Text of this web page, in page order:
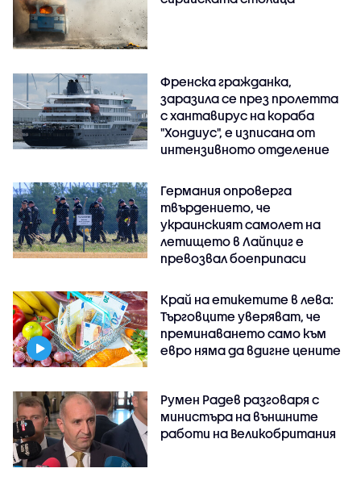
Френска гражданка,
заразила се през пролетта
с хантавирус на кораба
"Хондиус", е изписана от
интензивното отделение
Германия опроверга
твърдението, че
украинският самолет на
летището в Лайпциг е
превозвал боеприпаси
Край на етикетите в лева:
Търговците уверяват, че
преминаването само към
евро няма да вдигне цените
Румен Радев разговаря с
министъра на външните
работи на Великобритания